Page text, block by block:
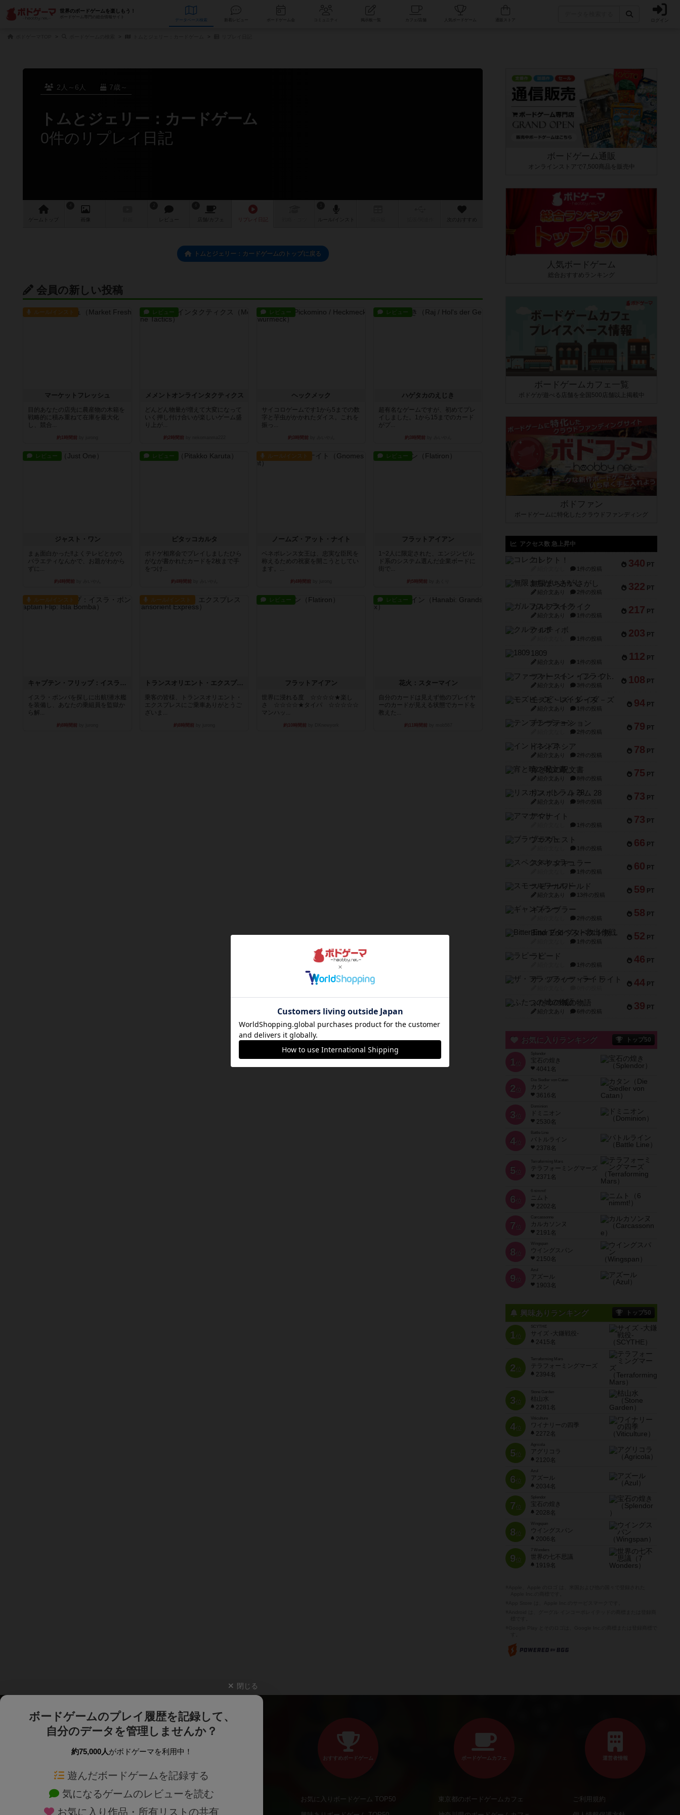
世界のボードゲームを楽しもう！
ボードゲーム専門の総合情報サイト
データベース コミュニティ 人気ボードゲーム ログイン
2人～6人 7歳～
トムとジェリー：カードゲーム
0件のリプレイ日記
ゲーム 画像 レビュー 店舗/ カフェ 次のおすすめ
トムとジェリー：カードゲームのトップに戻る
会員の新しい投稿
ルール/インスト
マーケットフレッシュ
目的あなたの店先に農産物の木箱を
戦略的に積み重ねて在庫を最大化
し、競合...
約1時間前
レビュー
メメントオンラインタクティクス
どんどん物量が増えて大変になって
いく押し付け合いが楽しいゲーム盛
り上が...
約2時間前
レビュー
ヘックメック
サイコロゲームです1から5までの数
字と芋虫がかかれたダイス。これを
振っ...
約3時間前
レビュー
ハゲタカのえじき
超有名なゲームですが、初めてプレ
イしました。1から15までのカード
がプ...
約3時間前
レビュー
ジャスト・ワン
まぁ面白かった‼️よくテレビとかの
バラエティなんかで、お題がわから
ずに...
約4時間前
レビュー
ピタッコカルタ
ボドゲ相席会でプレイしましたひら
がなが書かれたカードを2枚まで手
をつけ...
約4時間前
ルール/インスト
ノームズ・アット・ナイト
ベネボレンス女王は、忠実な臣民を
称えるための祝宴を開こうとしてい
ます。...
約4時間前
レビュー
フラットアイアン
1~2人に限定された、エンジンビル
ド系のシステム選んだ企業ボードに
街で...
約5時間前
ルール/インスト
キャプテン・フリップ：イスラ・ボンバ
イスラ・ボンバを探しに出航!潜水艦
を装備し、あなたの乗組員を監獄か
ら解...
約8時間前
ルール/インスト
トランスオリエント・エクスプレス
乗客の皆様、トランスオリエント・
エクスプレスにご乗車ありがとうご
ざいま...
約8時間前
レビュー
フラットアイアン
世界に浸れる度 ☆☆☆☆★楽し
さ ☆☆☆☆★タイパ ☆☆☆☆☆
マンハッ...
約10時間前
レビュー
花火：スターマイン
自分のカードは見えず他のプレイヤ
ーのカードが見える状態でカードを
教えた...
約11時間前
ボードゲーム通販
オンラインストアで7,500商品を販売中
人気ボードゲーム
総合おすすめランキング
ボードゲームカフェ一覧
ボドゲが遊べる店舗を全国500店舗以上掲載中
ボドファン
ボードゲームに特化したクラウドファンディング
アクセス数 急上昇中
340 PT
コレクト！
1件の投稿
322 PT
無限まちがいさがし
紹介文あり 2件の投稿
217 PT
ガルフストライク
紹介文あり 1件の投稿
203 PT
クルティボ
1件の投稿
112 PT
1809
紹介文あり 1件の投稿
108 PT
ファースト・イン・フライト
紹介文あり 3件の投稿
94 PT
モズビ－ズ・レイダ－ズ
紹介文あり 1件の投稿
79 PT
テンプテーション
2件の投稿
78 PT
インドネシア
紹介文あり 2件の投稿
75 PT
宵と暁の呪文書
紹介文あり 8件の投稿
73 PT
リスボン・トラム 28
紹介文あり 9件の投稿
73 PT
アマナイト
1件の投稿
66 PT
ブラヴェスト
1件の投稿
60 PT
スペクタキュラー
1件の投稿
59 PT
スモールワールド
紹介文あり 13件の投稿
58 PT
ギャンブラー
2件の投稿
52 PT
Bitter End ブタペスト救出作戦
1件の投稿
46 PT
ラピード
1件の投稿
44 PT
ザ・フラッフィー・ライト
39 PT
ふたつの城の物語
紹介文あり 6件の投稿
お気に入りランキング トップ50
1 位
宝石の煌き
4041名
2 位
Die Siedler von Catan
カタン
3616名
3 位
ドミニオン
2530名
4位
Battle Line
バトルライン
2378名
5 位
Terraforming Mars
テラフォーミングマーズ
2371名
6 位
ニムト
2202名
7 位
Carcassonne
カルカソンヌ
2191名
8 位
Wingspan
ウイングスパン
2150名
9 位
Azul
アズール
1903名
興味ありランキング トップ50
1位
SCYTHE
サイズ -大鎌戦役-
2415名
2位
Terraforming Mars
テラフォーミングマーズ
2394名
3位
Stone Garden
枯山水
2281名
4位
Viticulture
ワイナリーの四季
2272名
5位
Agricola
アグリコラ
2120名
6位
Azul
アズール
2034名
7位
宝石の煌き
2028名
8位
Wingspan
ウイングスパン
2006名
9位
7 Wonders
世界の七不思議
1919名
閉じる
ボードゲームのプレイ履歴を記録して、
自分のデータを管理しませんか？
約75,000人がボドゲーマを利用中！
遊んだボードゲームを記録する
気になるゲームのレビューを読む
お気に入り作品・所有リストの共有
ボードゲームを検索する 新作・再入荷情報
おすすめボードゲーム
お気に入りボードゲーム TOP50
ボードゲームカフェ
東京都のボードゲームカフェ
運営者情報
ご利用規約